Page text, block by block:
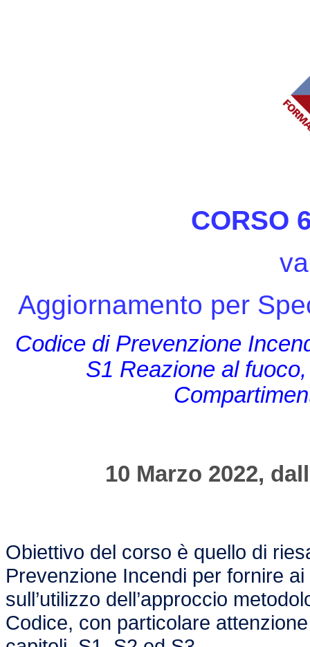
CORSO
Aggiornamento per
Codice di Prevenzione
S1 Reazione al
10 Marzo 2022,
Obiettivo del corso è quello di
Prevenzione Incendi per fornire
sull’utilizzo dell’approccio
Codice, con particolare